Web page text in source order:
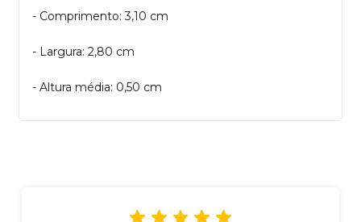
- Comprimento: 3,10 cm
- Largura: 2,80 cm
- Altura média: 0,50 cm